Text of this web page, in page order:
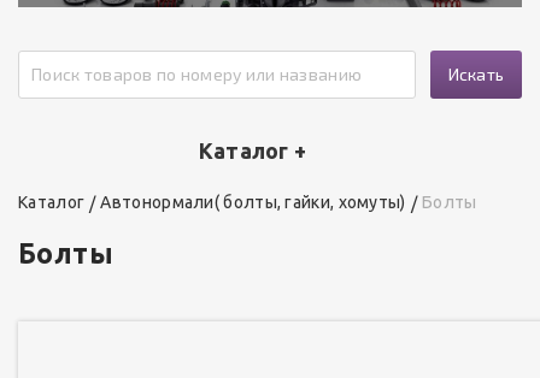
Искать
Каталог +
Каталог Автонормали( болты, гайки, хомуты) Болты
Болты